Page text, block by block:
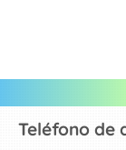
Teléfono de